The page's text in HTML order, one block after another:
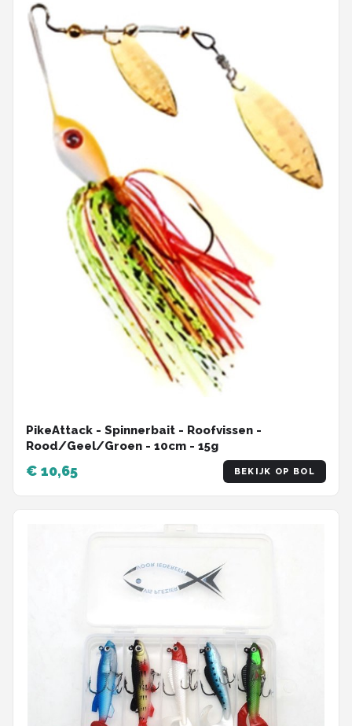
PikeAttack - Spinnerbait - Roofvissen -
Rood/Geel/Groen - 10cm - 15g
€ 10,65 BEKIJK OP BOL